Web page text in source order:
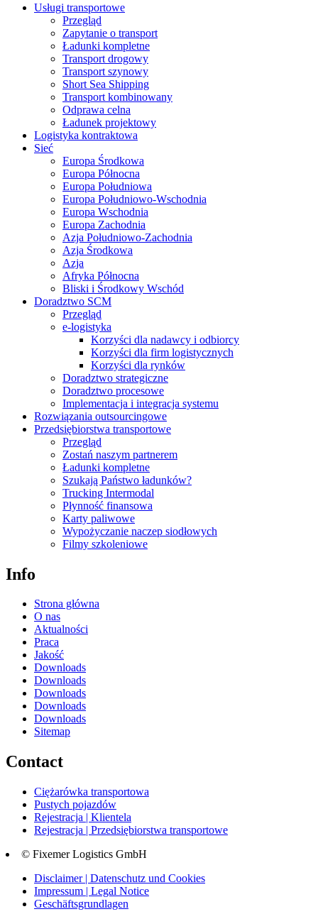
Usługi transportowe
Przegląd
Zapytanie o transport
Ładunki kompletne
Transport drogowy
Transport szynowy
Short Sea Shipping
Transport kombinowany
Odprawa celna
Ładunek projektowy
Logistyka kontraktowa
Sieć
Europa Środkowa
Europa Północna
Europa Południowa
Europa Południowo-Wschodnia
Europa Wschodnia
Europa Zachodnia
Azja Południowo-Zachodnia
Azja Środkowa
Azja
Afryka Północna
Bliski i Środkowy Wschód
Doradztwo SCM
Przegląd
e-logistyka
Korzyści dla nadawcy i odbiorcy
Korzyści dla firm logistycznych
Korzyści dla rynków
Doradztwo strategiczne
Doradztwo procesowe
Implementacja i integracja systemu
Rozwiązania outsourcingowe
Przedsiębiorstwa transportowe
Przegląd
Zostań naszym partnerem
Ładunki kompletne
Szukają Państwo ładunków?
Trucking Intermodal
Płynność finansowa
Karty paliwowe
Wypożyczanie naczep siodłowych
Filmy szkoleniowe
Info
Strona główna
O nas
Aktualności
Praca
Jakość
Downloads
Downloads
Downloads
Downloads
Downloads
Sitemap
Contact
Ciężarówka transportowa
Pustych pojazdów
Rejestracja | Klientela
Rejestracja | Przedsiębiorstwa transportowe
© Fixemer Logistics GmbH
Disclaimer | Datenschutz und Cookies
Impressum | Legal Notice
Geschäftsgrundlagen